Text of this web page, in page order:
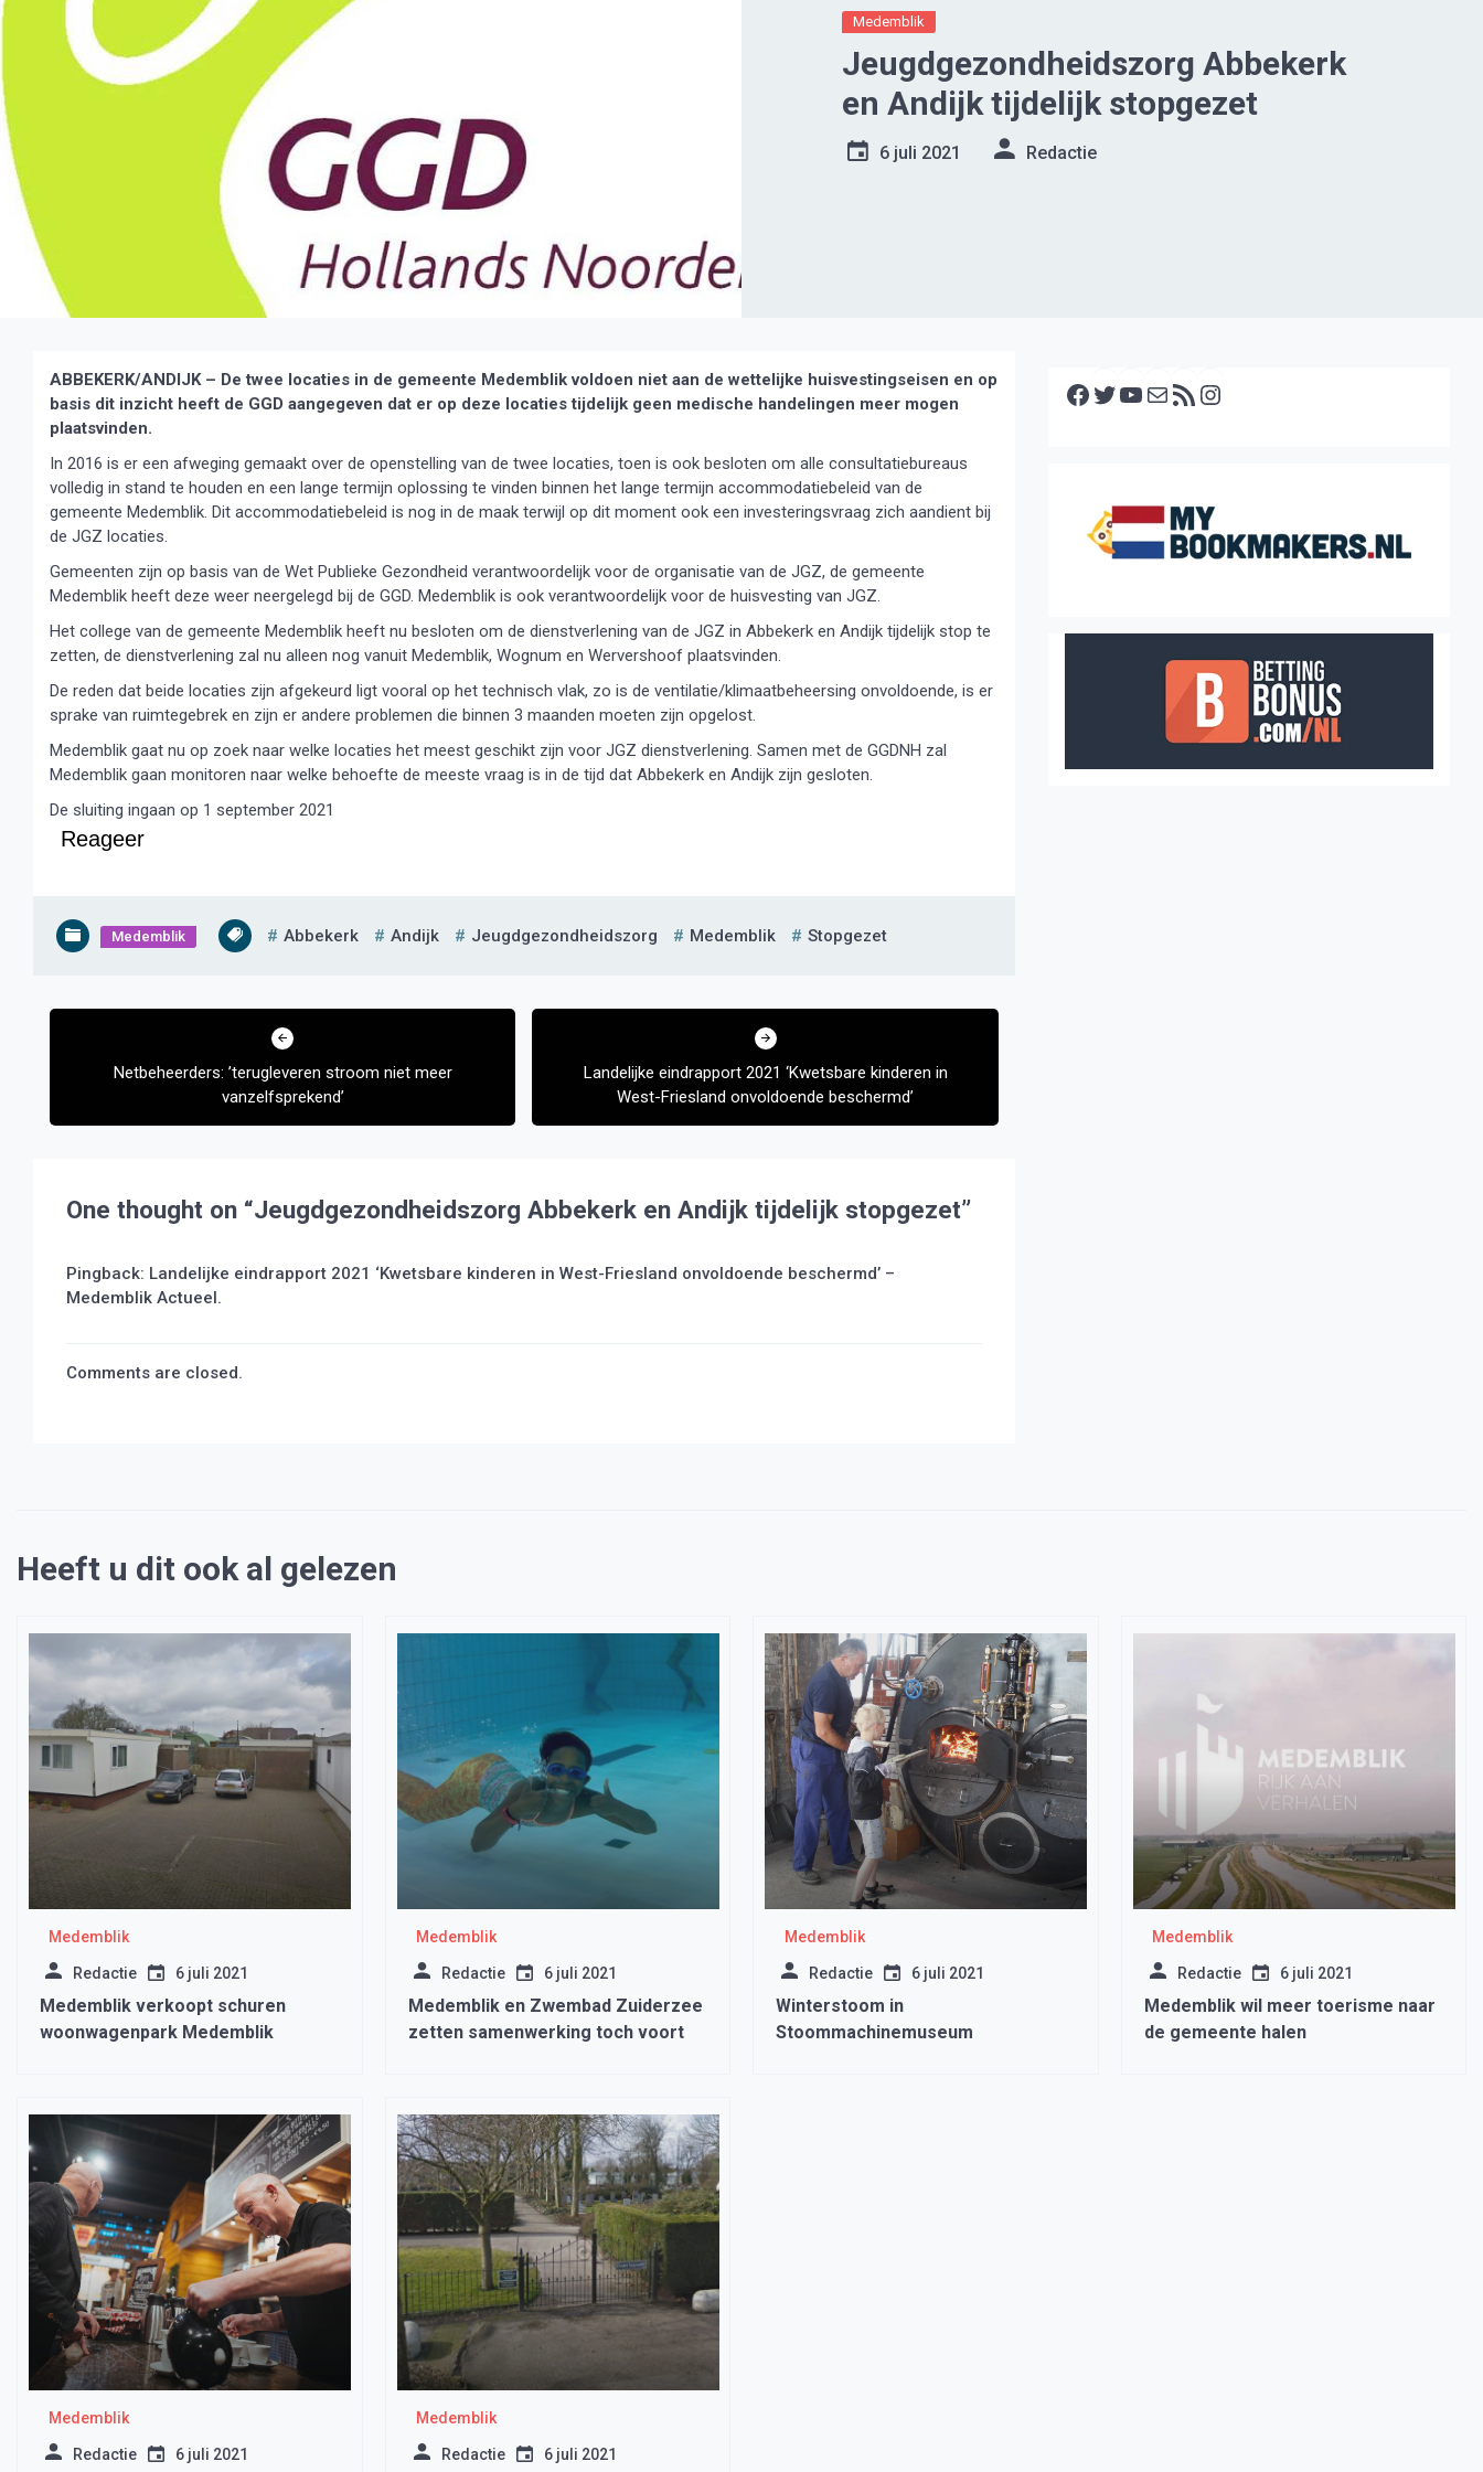
Medemblik
Jeugdgezondheidszorg Abbekerk
en Andijk tijdelijk stopgezet
6 juli 2021 Redactie
ABBEKERK/ANDIJK – De twee locaties in de gemeente Medemblik voldoen niet aan de wettelijke huisvestingseisen en op
basis dit inzicht heeft de GGD aangegeven dat er op deze locaties tijdelijk geen medische handelingen meer mogen
plaatsvinden.
In 2016 is er een afweging gemaakt over de openstelling van de twee locaties, toen is ook besloten om alle consultatiebureaus
volledig in stand te houden en een lange termijn oplossing te vinden binnen het lange termijn accommodatiebeleid van de
gemeente Medemblik. Dit accommodatiebeleid is nog in de maak terwijl op dit moment ook een investeringsvraag zich aandient bij
de JGZ locaties.
Gemeenten zijn op basis van de Wet Publieke Gezondheid verantwoordelijk voor de organisatie van de JGZ, de gemeente
Medemblik heeft deze weer neergelegd bij de GGD. Medemblik is ook verantwoordelijk voor de huisvesting van JGZ.
Het college van de gemeente Medemblik heeft nu besloten om de dienstverlening van de JGZ in Abbekerk en Andijk tijdelijk stop te
zetten, de dienstverlening zal nu alleen nog vanuit Medemblik, Wognum en Wervershoof plaatsvinden.
De reden dat beide locaties zijn afgekeurd ligt vooral op het technisch vlak, zo is de ventilatie/klimaatbeheersing onvoldoende, is er
sprake van ruimtegebrek en zijn er andere problemen die binnen 3 maanden moeten zijn opgelost.
Medemblik gaat nu op zoek naar welke locaties het meest geschikt zijn voor JGZ dienstverlening. Samen met de GGDNH zal
Medemblik gaan monitoren naar welke behoefte de meeste vraag is in de tijd dat Abbekerk en Andijk zijn gesloten.
De sluiting ingaan op 1 september 2021
Reageer
Medemblik Abbekerk Andijk Jeugdgezondheidszorg Medemblik Stopgezet
Bericht
Netbeheerders: ’terugleveren stroom niet meer
vanzelfsprekend’
Landelijke eindrapport 2021 ‘Kwetsbare kinderen in
West-Friesland onvoldoende beschermd’
One thought on “Jeugdgezondheidszorg Abbekerk en Andijk tijdelijk stopgezet”
Pingback: Landelijke eindrapport 2021 ‘Kwetsbare kinderen in West-Friesland onvoldoende beschermd’ –
Medemblik Actueel.
Comments are closed.
Facebook Twitter YouTube E-mail RSS feed
Heeft u dit ook al gelezen
Medemblik
Redactie 6 juli 2021
Medemblik verkoopt schuren
woonwagenpark Medemblik
Medemblik
Redactie 6 juli 2021
Medemblik en Zwembad Zuiderzee
zetten samenwerking toch voort
Medemblik
Redactie 6 juli 2021
Winterstoom in
Stoommachinemuseum
Medemblik
Redactie 6 juli 2021
Medemblik wil meer toerisme naar
de gemeente halen
Medemblik
Redactie 6 juli 2021
Medemblik
Redactie 6 juli 2021